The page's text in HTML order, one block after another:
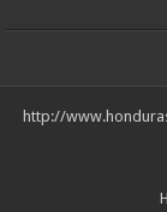
http://